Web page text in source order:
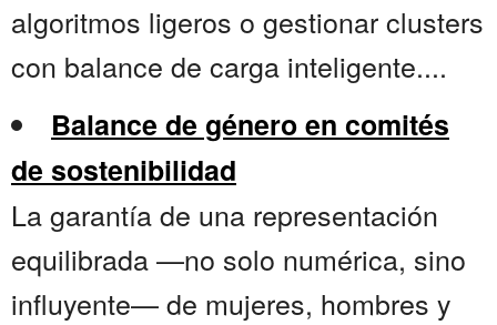
algoritmos ligeros o gestionar clusters
con balance de carga inteligente....
Balance de género en comités
de sostenibilidad
La garantía de una representación
equilibrada —no solo numérica, sino
influyente— de mujeres, hombres y